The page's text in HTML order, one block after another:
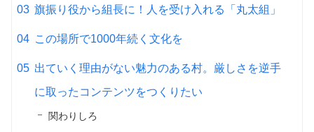
旗振り役から組長に！人を受け入れる「丸太組」
この場所で1000年続く文化を
出ていく理由がない魅力のある村。厳しさを逆手
に取ったコンテンツをつくりたい
関わりしろ